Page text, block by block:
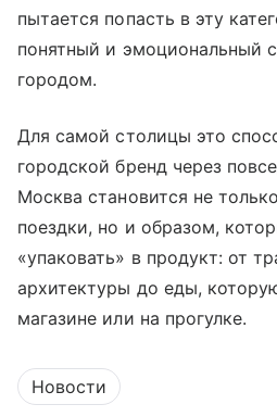
пытается попасть в эту
понятный и эмоциональный
городом.
Для самой столицы это
городской бренд через
Москва становится не
поездки, но и образом,
«упаковать» в продукт: от
архитектуры до еды,
магазине или на прогулке.
Новости